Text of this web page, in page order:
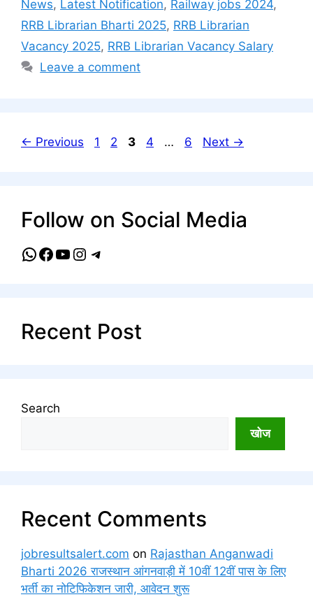
News, Latest Notification, Railway jobs 2024,
RRB Librarian Bharti 2025, RRB Librarian
Vacancy 2025, RRB Librarian Vacancy Salary
Leave a comment
← Previous Page
1 Page
2 Page
3 Page
4 … Page
6 Next →
Follow on Social Media
WhatsApp
Facebook
YouTube
Instagram
Telegram
Recent Post
Search
खोज
Recent Comments
jobresultsalert.com on Rajasthan Anganwadi
Bharti 2026 राजस्थान आंगनवाड़ी में 10वीं 12वीं पास के लिए
भर्ती का नोटिफिकेशन जारी, आवेदन शुरू